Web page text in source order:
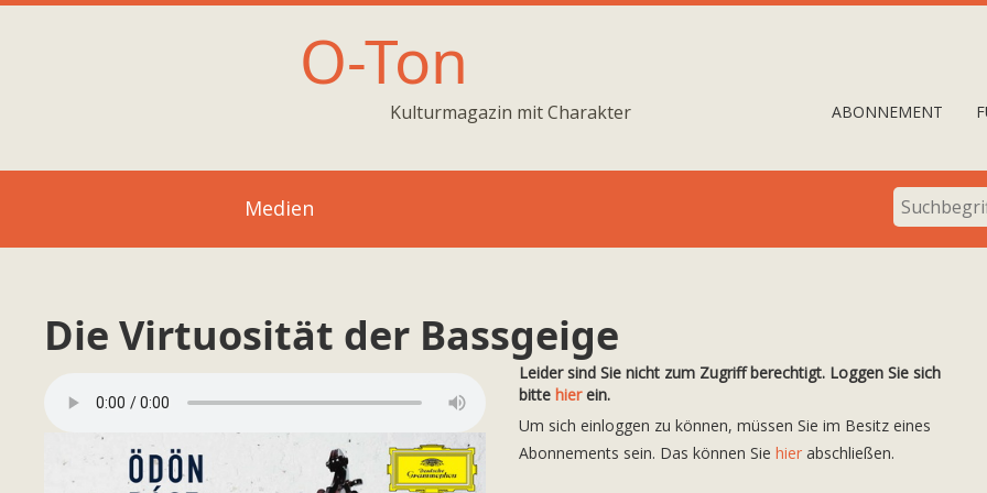
O-Ton
Kulturmagazin mit Charakter ABONNEMENT
Medien
Die Virtuosität der Bassgeige
Leider sind Sie nicht zum Zugriff berechtigt. Loggen Sie sich
bittehierein.
Um sich einloggen zu können, müssen Sie im Besitz eines
Abonnements sein. Das können Siehier abschließen.